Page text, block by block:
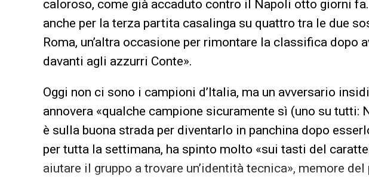
caloroso, come già accaduto contro il Napoli otto giorni
anche per la terza partita casalinga su quattro tra le due
Roma, un’altra occasione per rimontare la classifica dopo
davanti agli azzurri Conte».
Oggi non ci sono i campioni d’Italia, ma un avversario
annovera «qualche campione sicuramente sì (uno su tutti:
è sulla buona strada per diventarlo in panchina dopo
per tutta la settimana, ha spinto molto «sui tasti del
aiutare il gruppo a trovare un’identità tecnica», memore